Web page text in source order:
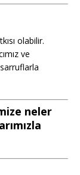
olabilir.
ve
neler